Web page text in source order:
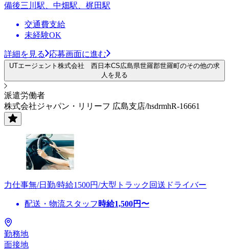
備後三川駅、中畑駅、梶田駅
交通費支給
未経験OK
詳細を見る 応募画面に進む
UTエージェント株式会社 西日本CS広島県世羅郡世羅町のその他の求
人を見る
派遣労働者
株式会社ジャパン・リリーフ 広島支店/hsdrmhR-16661
力仕事無/日勤/時給1500円/大型トラック回送ドライバー
配送・物流スタッフ 時給1,500円〜
勤務地
面接地